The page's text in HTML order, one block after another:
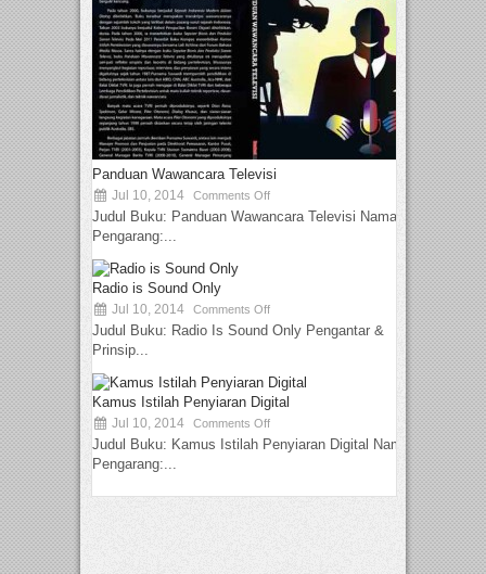
Panduan Wawancara Televisi
Jul 10, 2014 Comments Off
Judul Buku: Panduan Wawancara Televisi Nama
Pengarang:...
Radio is Sound Only
Jul 10, 2014 Comments Off
Judul Buku: Radio Is Sound Only Pengantar &
Prinsip...
Kamus Istilah Penyiaran Digital
Jul 10, 2014 Comments Off
Judul Buku: Kamus Istilah Penyiaran Digital Nama
Pengarang:...